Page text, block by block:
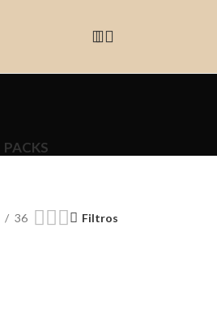
PACKS
36 Filtros